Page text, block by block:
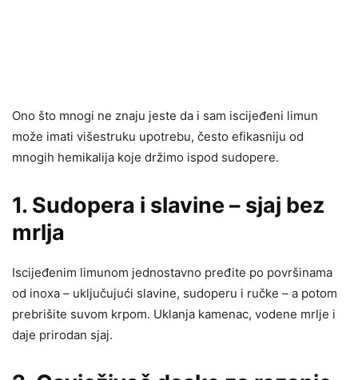
Ono što mnogi ne znaju jeste da i sam iscijeđeni limun
može imati višestruku upotrebu, često efikasniju od
mnogih hemikalija koje držimo ispod sudopere.
1. Sudopera i slavine – sjaj bez
mrlja
Iscijeđenim limunom jednostavno pređite po površinama
od inoxa – uključujući slavine, sudoperu i ručke – a potom
prebrišite suvom krpom. Uklanja kamenac, vodene mrlje i
daje prirodan sjaj.